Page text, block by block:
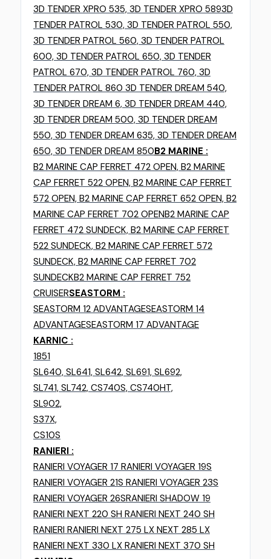
3D TENDER XPRO 535, 3D TENDER XPRO 5893D
TENDER PATROL 530, 3D TENDER PATROL 550,
3D TENDER PATROL 560, 3D TENDER PATROL
600, 3D TENDER PATROL 650, 3D TENDER
PATROL 670, 3D TENDER PATROL 760, 3D
TENDER PATROL 860 3D TENDER DREAM 540,
3D TENDER DREAM 6, 3D TENDER DREAM 440,
3D TENDER DREAM 500, 3D TENDER DREAM
550, 3D TENDER DREAM 635, 3D TENDER DREAM
650, 3D TENDER DREAM 850B2 MARINE :
B2 MARINE CAP FERRET 472 OPEN, B2 MARINE
CAP FERRET 522 OPEN, B2 MARINE CAP FERRET
572 OPEN, B2 MARINE CAP FERRET 652 OPEN, B2
MARINE CAP FERRET 702 OPENB2 MARINE CAP
FERRET 472 SUNDECK, B2 MARINE CAP FERRET
522 SUNDECK, B2 MARINE CAP FERRET 572
SUNDECK, B2 MARINE CAP FERRET 702
SUNDECKB2 MARINE CAP FERRET 752
CRUISERSEASTORM :
SEASTORM 12 ADVANTAGESEASTORM 14
ADVANTAGESEASTORM 17 ADVANTAGE
KARNIC :
1851
SL640, SL641, SL642, SL691, SL692,
SL741, SL742, CS740S, CS740HT,
SL902,
S37X,
CS10S
RANIERI :
RANIERI VOYAGER 17 RANIERI VOYAGER 19S
RANIERI VOYAGER 21S RANIERI VOYAGER 23S
RANIERI VOYAGER 26SRANIERI SHADOW 19
RANIERI NEXT 220 SH RANIERI NEXT 240 SH
RANIERI RANIERI NEXT 275 LX NEXT 285 LX
RANIERI NEXT 330 LX RANIERI NEXT 370 SH